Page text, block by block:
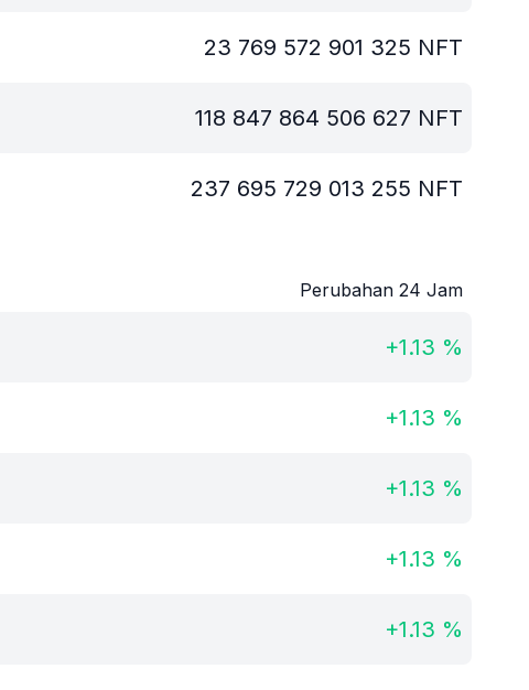
23 769 572 901 325 NFT
118 847 864 506 627 NFT
237 695 729 013 255 NFT
Perubahan 24 Jam
+1.13 %
+1.13 %
+1.13 %
+1.13 %
+1.13 %